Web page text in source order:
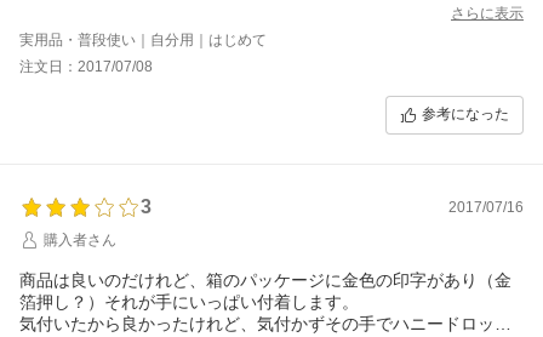
ジョギングや自転車の時に持ってます。
さらに表示
実用品・普段使い｜自分用｜はじめて
注文日：2017/07/08
参考になった
3
2017/07/16
購入者さん
商品は良いのだけれど、箱のパッケージに金色の印字があり（金
箔押し？）それが手にいっぱい付着します。
気付いたから良かったけれど、気付かずその手でハニードロップ